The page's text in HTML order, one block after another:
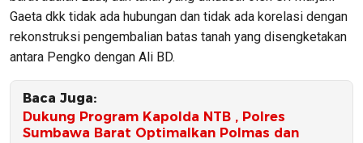
Gaeta dkk tidak ada hubungan dan tidak ada korelasi dengan
rekonstruksi pengembalian batas tanah yang disengketakan
antara Pengko dengan Ali BD.
Baca Juga:
Dukung Program Kapolda NTB , Polres
Sumbawa Barat Optimalkan Polmas dan